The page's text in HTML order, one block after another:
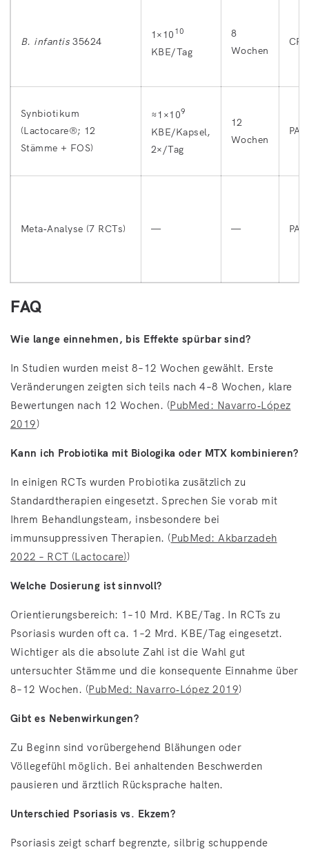
B. infantis35624
1×10 10
KBE/Tag
8
Wochen
Synbiotikum
(Lactocare®; 12
Stämme + FOS)
≈1×109
KBE/Kapsel,
2×/Tag
12
Wochen
Meta‑Analyse (7 RCTs) — —
FAQ
Wie lange einnehmen, bis Effekte spürbar sind?
In Studien wurden meist 8–12 Wochen gewählt. Erste
Veränderungen zeigten sich teils nach 4–8 Wochen, klare
Bewertungen nach 12 Wochen. (PubMed: Navarro‑López
2019)
Kann ich Probiotika mit Biologika oder MTX kombinieren?
In einigen RCTs wurden Probiotika zusätzlich zu
Standardtherapien eingesetzt. Sprechen Sie vorab mit
Ihrem Behandlungsteam, insbesondere bei
immunsuppressiven Therapien. (PubMed: Akbarzadeh
2022 – RCT (Lactocare))
Welche Dosierung ist sinnvoll?
Orientierungsbereich: 1–10 Mrd. KBE/Tag. In RCTs zu
Psoriasis wurden oft ca. 1–2 Mrd. KBE/Tag eingesetzt.
Wichtiger als die absolute Zahl ist die Wahl gut
untersuchter Stämme und die konsequente Einnahme über
8–12 Wochen. (PubMed: Navarro‑López 2019)
Gibt es Nebenwirkungen?
Zu Beginn sind vorübergehend Blähungen oder
Völlegefühl möglich. Bei anhaltenden Beschwerden
pausieren und ärztlich Rücksprache halten.
Unterschied Psoriasis vs. Ekzem?
Psoriasis zeigt scharf begrenzte, silbrig schuppende